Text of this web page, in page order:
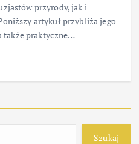
przyrody, jak i
artykuł przybliża jego
także praktyczne…
Szukaj